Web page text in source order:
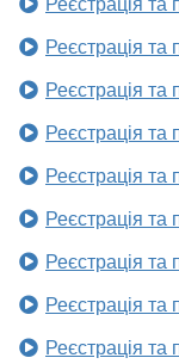
Реєстрація
Реєстрація
Реєстрація
Реєстрація
Реєстрація
Реєстрація
Реєстрація
Реєстрація
Реєстрація